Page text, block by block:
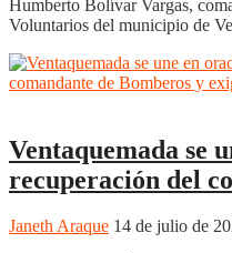
Humberto Bolívar Vargas,
Voluntarios del municipio de
Ventaquemada se
recuperación del
Janeth Araque 14 de julio de